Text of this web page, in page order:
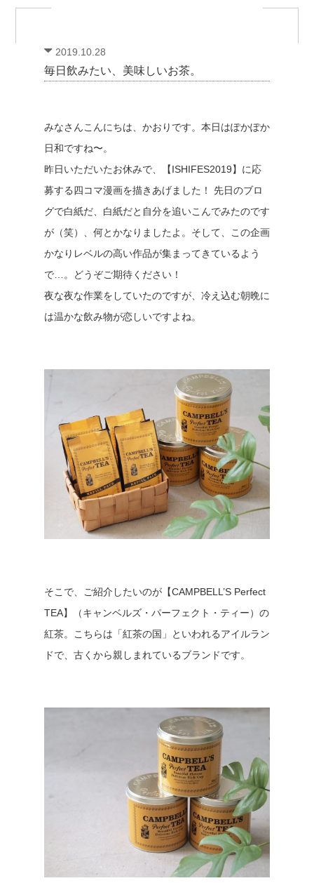
2019.10.28
毎日飲みたい、美味しいお茶。
みなさんこんにちは、かおりです。本日はぽかぽか
日和ですね〜。
昨日いただいたお休みで、【ISHIFES2019】に応
募する四コマ漫画を描きあげました！ 先日のブロ
グで白紙だ、白紙だと自分を追いこんでみたのです
が（笑）、何とかなりましたよ。そして、この企画
かなりレベルの高い作品が集まってきているよう
で…。どうぞご期待ください！
夜な夜な作業をしていたのですが、冷え込む朝晩に
は温かな飲み物が恋しいですよね。
そこで、ご紹介したいのが【CAMPBELL’S Perfect
TEA】（キャンベルズ・パーフェクト・ティー）の
紅茶。こちらは「紅茶の国」といわれるアイルラン
ドで、古くから親しまれているブランドです。